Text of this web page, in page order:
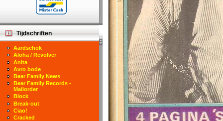
Tijdschriften
Aardschok
Aloha / Revolver
Anita
Avro bode
Bear Family News
Bear Family Records -
Mailorder
Block
Break-out
Ciao!
Cracked